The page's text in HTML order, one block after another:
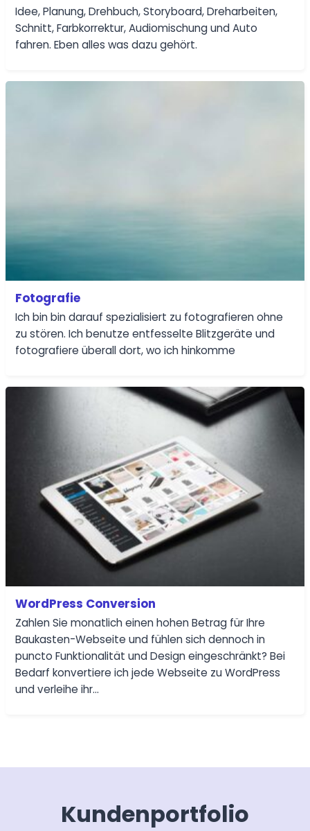
Idee, Planung, Drehbuch, Storyboard, Dreharbeiten,
Schnitt, Farbkorrektur, Audiomischung und Auto
fahren. Eben alles was dazu gehört.
Fotografie
Ich bin bin darauf spezialisiert zu fotografieren ohne
zu stören. Ich benutze entfesselte Blitzgeräte und
fotografiere überall dort, wo ich hinkomme
WordPress Conversion
Zahlen Sie monatlich einen hohen Betrag für Ihre
Baukasten-Webseite und fühlen sich dennoch in
puncto Funktionalität und Design eingeschränkt? Bei
Bedarf konvertiere ich jede Webseite zu WordPress
und verleihe ihr…
Kundenportfolio